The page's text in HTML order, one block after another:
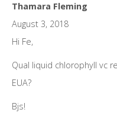
Thamara Fleming
August 3, 2018
Hi Fe,
Qual liquid chlorophyll vc
EUA?
Bjs!